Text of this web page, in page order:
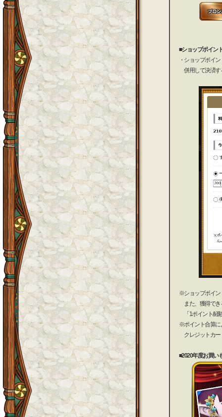
■ショップポイン
・ショップポイ
併用して決済す
※ショップポイン
また、獲得でき
「1ポイント/経
※ポイント合算に
クレジットカー
■2020年度お買い